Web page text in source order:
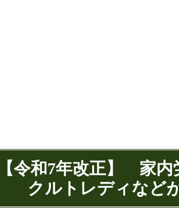
令和7年改正】 家内
クルトレディなど